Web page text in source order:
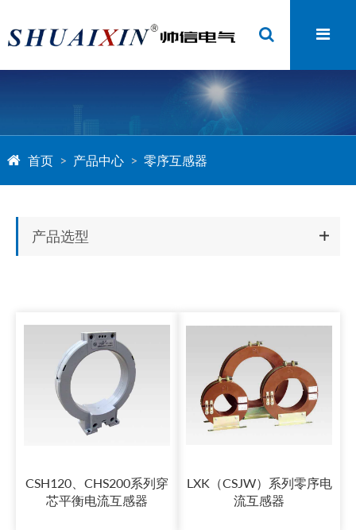
首页 产品中心 零序互感器
产品选型
CSH120、CHS200系列穿
芯平衡电流互感器
LXK（CSJW）系列零序电
流互感器